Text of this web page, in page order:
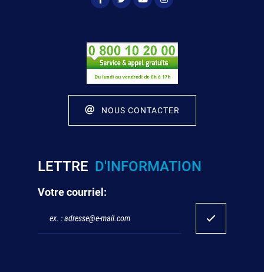
NOUS CONTACTER
LETTRE D'INFORMATION
Votre courriel: